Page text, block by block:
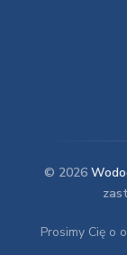
© 2026
Prosimy Cię o